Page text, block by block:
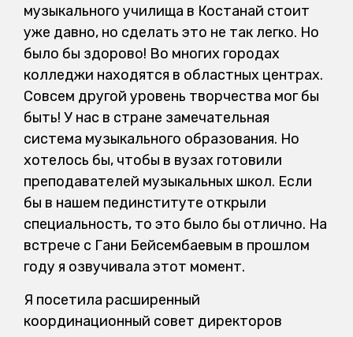
музыкального училища в Костанай стоит
уже давно, но сделать это не так легко. Но
было бы здорово! Во многих городах
колледжи находятся в областных центрах.
Совсем другой уровень творчества мог бы
быть! У нас в стране замечательная
система музыкального образования. Но
хотелось бы, чтобы в вузах готовили
преподавателей музыкальных школ. Если
бы в нашем пединституте открыли
специальность, то это было бы отлично. На
встрече с Гани Бейсембаевым в прошлом
году я озвучивала этот момент.
Я посетила расширенный
координационный совет директоров